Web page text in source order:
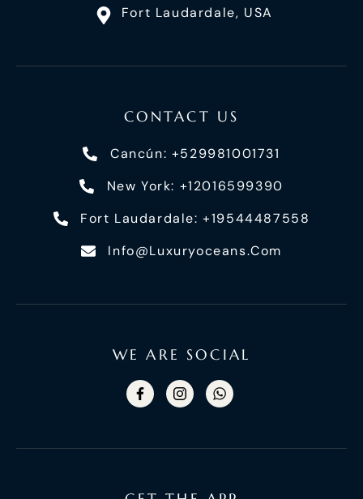
Fort Laudardale, USA
CONTACT US
Cancún: +529981001731
New York: +12016599390
Fort Laudardale: +19544487558
Info@luxuryoceans.com
WE ARE SOCIAL